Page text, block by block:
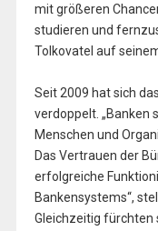
mit größeren
studieren und
Tolkovatel auf
Seit 2009 hat sich
verdoppelt. „Banken
Menschen und
Das Vertrauen der
erfolgreiche
Bankensystems“,
Gleichzeitig fürchten